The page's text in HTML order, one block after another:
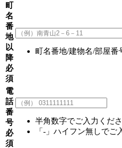
町
名
番
地
以
降
必
須
町名番地/建物名/部屋番
電
話
番
号
必
須
半角数字でご入力くださ
「-」ハイフン無しでご